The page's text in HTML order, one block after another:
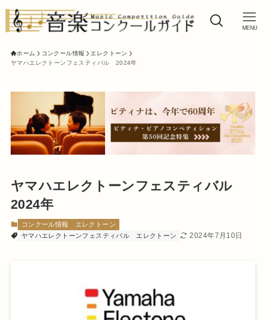
MENU
ホーム コンクール情報
エレクトーン
ヤマハエレクトーンフェスティバル 2024年
ヤマハエレクトーンフェスティバル
2024年
コンクール情報
エレクトーン
ヤマハエレクトーンフェスティバル
エレクトーン 2024年7月10日